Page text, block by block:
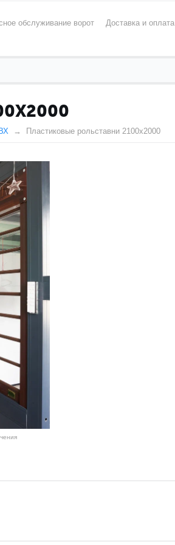
обслуживание ворот Доставка и оплата
Пластиковые рольставни 2100x2000